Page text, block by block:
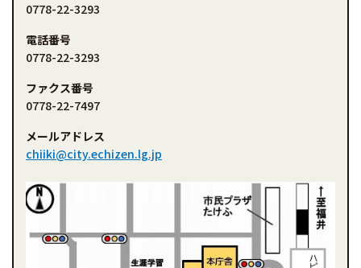
0778-22-3293
電話番号
0778-22-3293
ファクス番号
0778-22-7497
メールアドレス
chiiki@city.echizen.lg.jp